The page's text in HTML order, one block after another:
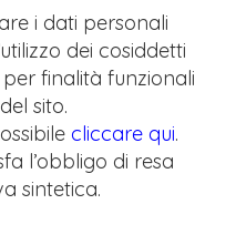
i dati personali
dei cosiddetti
finalità funzionali
sito.
cliccare qui.
l’obbligo di resa
sintetica.